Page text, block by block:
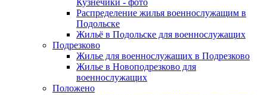
Кузнечики - фото
Распределение жилья военнослужащим в
Подольске
Жильё в Подольске для военнослужащих
Подрезково
Жилье для военнослужащих в Подрезково
Жилье в Новоподрезково для
военнослужащих
Положено